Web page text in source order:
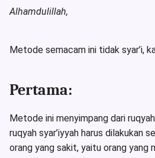
Alhamdulillah,
Metode semacam ini tidak syar’i,
Pertama:
Metode ini menyimpang dari ruqyah
ruqyah syar’iyyah harus dilakukan
orang yang sakit, yaitu orang yang